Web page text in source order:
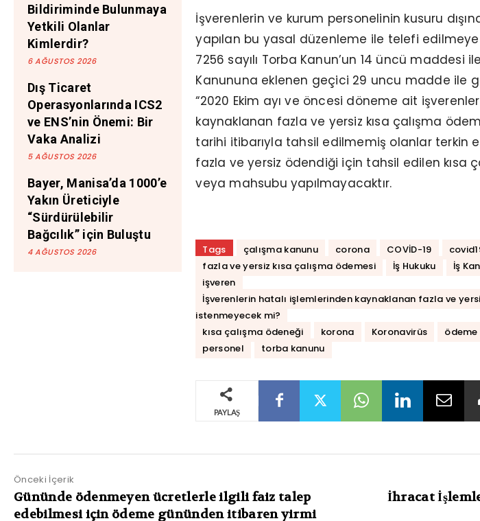
Bildiriminde Bulunmaya
Yetkili Olanlar
Kimlerdir?
6 AĞUSTOS 2026
Dış Ticaret
Operasyonlarında ICS2
ve ENS’nin Önemi: Bir
Vaka Analizi
5 AĞUSTOS 2026
Bayer, Manisa’da 1000’e
Yakın Üreticiyle
“Sürdürülebilir
Bağcılık” için Buluştu
4 AĞUSTOS 2026
İşverenlerin ve kurum personelinin kusuru
yapılan bu yasal düzenleme ile telefi edilmeye
7256 sayılı Torba Kanun’un 14 üncü maddesi
Kanununa eklenen geçici 29 uncu madde ile
“2020 Ekim ayı ve öncesi döneme ait
kaynaklanan fazla ve yersiz kısa çalışma
tarihi itibarıyla tahsil edilmemiş olanlar terkin
fazla ve yersiz ödendiği için tahsil edilen kısa
veya mahsubu yapılmayacaktır.
Tags çalışma kanunu corona COVİD-19
fazla ve yersiz kısa çalışma ödemesi
İş Hukuku İş
işveren
İşverenlerin hatalı işlemlerinden kaynaklanan fazla ve
istenmeyecek mi?
kısa çalışma ödeneği
korona Koronavirüs ödeme
personel
torba kanunu
PAYLAŞ
Önceki İçerik
Gününde ödenmeyen ücretlerle ilgili faiz talep
edebilmesi için ödeme gününden itibaren yirmi
İhracat